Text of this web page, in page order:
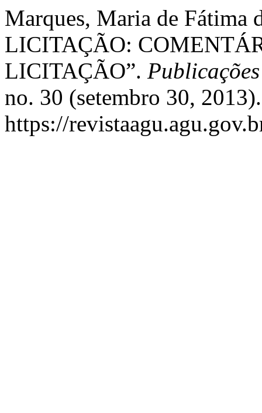
Marques, Maria de
LICITAÇÃO:
LICITAÇÃO”.
no. 30 (setembro 30,
https://